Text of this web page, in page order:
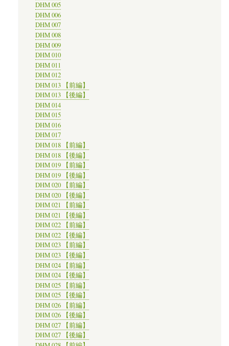
DHM 005
DHM 006
DHM 007
DHM 008
DHM 009
DHM 010
DHM 011
DHM 012
DHM 013 【前編】
DHM 013 【後編】
DHM 014
DHM 015
DHM 016
DHM 017
DHM 018 【前編】
DHM 018 【後編】
DHM 019 【前編】
DHM 019 【後編】
DHM 020 【前編】
DHM 020 【後編】
DHM 021 【前編】
DHM 021 【後編】
DHM 022 【前編】
DHM 022 【後編】
DHM 023 【前編】
DHM 023 【後編】
DHM 024 【前編】
DHM 024 【後編】
DHM 025 【前編】
DHM 025 【後編】
DHM 026 【前編】
DHM 026 【後編】
DHM 027 【前編】
DHM 027 【後編】